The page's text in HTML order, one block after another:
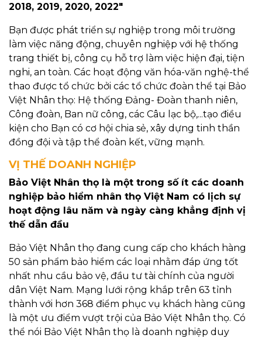
2018, 2019, 2020, 2022"
Bạn được phát triển sự nghiệp trong môi trường
làm việc năng động, chuyên nghiệp với hệ thống
trang thiết bị, công cụ hỗ trợ làm việc hiện đại, tiện
nghi, an toàn. Các hoạt động văn hóa-văn nghệ-thể
thao được tổ chức bởi các tổ chức đoàn thể tại Bảo
Việt Nhân thọ: Hệ thống Đảng- Đoàn thanh niên,
Công đoàn, Ban nữ công, các Câu lạc bộ,...tạo điều
kiện cho Bạn có cơ hội chia sẻ, xây dựng tinh thần
đồng đội và tập thể đoàn kết, vững mạnh.
VỊ THẾ DOANH NGHIỆP
Bảo Việt Nhân thọ là một trong số ít các doanh
nghiệp bảo hiểm nhân thọ Việt Nam có lịch sự
hoạt động lâu năm và ngày càng khẳng định vị
thế dẫn đầu
Bảo Việt Nhân thọ đang cung cấp cho khách hàng
50 sản phẩm bảo hiểm các loại nhằm đáp ứng tốt
nhất nhu cầu bảo vệ, đầu tư tài chính của người
dân Việt Nam. Mạng lưới rộng khắp trên 63 tỉnh
thành với hơn 368 điểm phục vụ khách hàng cũng
là một ưu điểm vượt trội của Bảo Việt Nhân thọ. Có
thể nói Bảo Việt Nhân thọ là doanh nghiệp duy